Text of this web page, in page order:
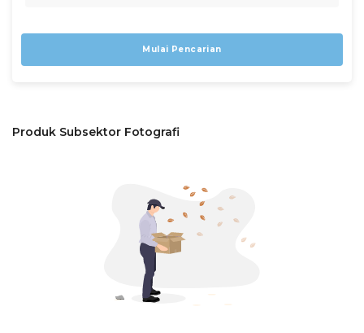
Mulai Pencarian
Produk Subsektor Fotografi